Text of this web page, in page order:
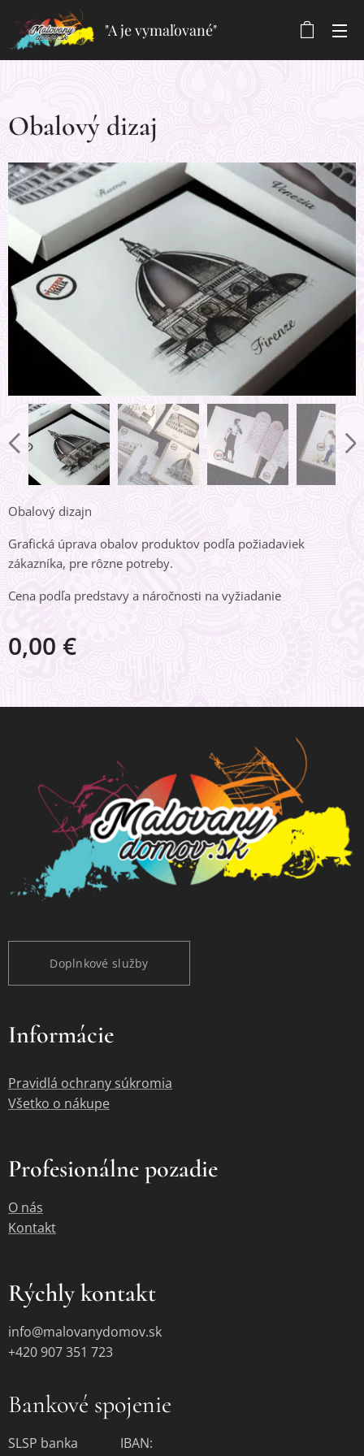
"A je vymaľované"
Obalový dizaj
Obalový dizajn
Grafická úprava obalov produktov podľa požiadaviek
zákazníka, pre rôzne potreby.
Cena podľa predstavy a náročnosti na vyžiadanie
0,00 €
Doplnkové služby
Informácie
Pravidlá ochrany súkromia
Všetko o nákupe
Profesionálne pozadie
O nás
Kontakt
Rýchly kontakt
info@malovanydomov.sk
+420 907 351 723
Bankové spojenie
SLSP banka IBAN: